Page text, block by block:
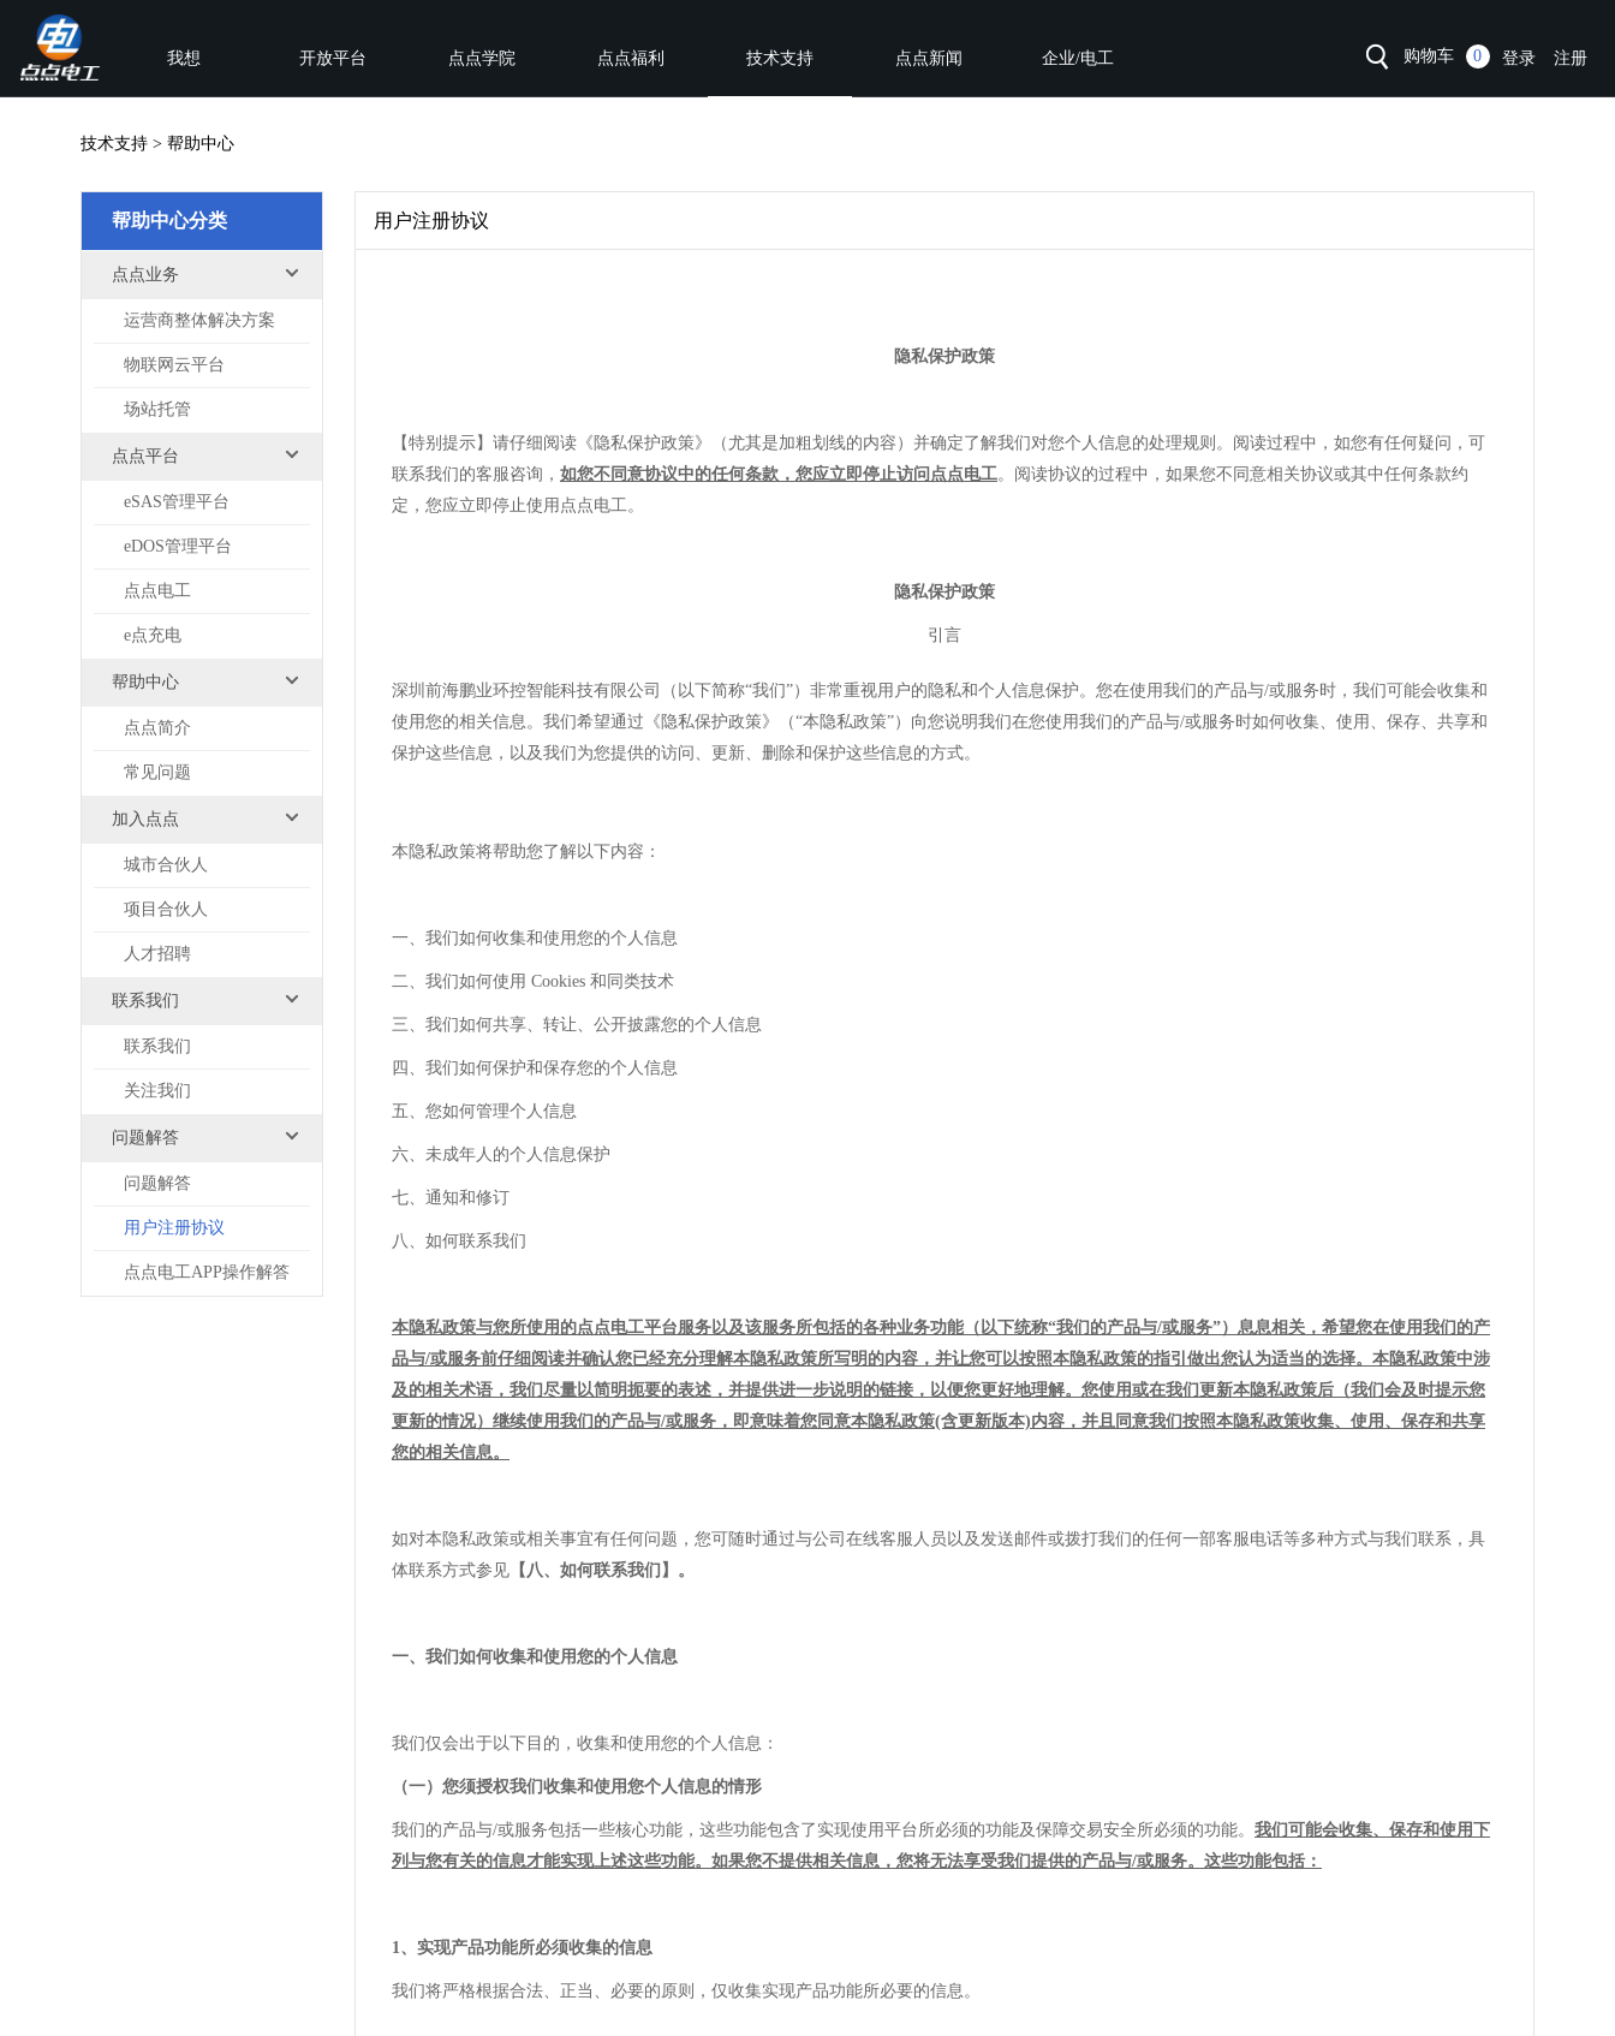
登录 注册
购物车 0
我想 开放平台 点点学院 点点福利 技术支持 点点新闻 企业/电工
技术支持 > 帮助中心
帮助中心分类
点点业务
运营商整体解决方案
物联网云平台
场站托管
点点平台
eSAS管理平台
eDOS管理平台
点点电工
e点充电
帮助中心
点点简介
常见问题
加入点点
城市合伙人
项目合伙人
人才招聘
联系我们
联系我们
关注我们
问题解答
问题解答
用户注册协议
点点电工APP操作解答
用户注册协议
隐私保护政策
【特别提示】请仔细阅读《隐私保护政策》（尤其是加粗划线的内容）并确定了解我们对您个人信息的处理规则。阅读过程中，如您有任何疑问，可
联系我们的客服咨询， 如您不同意协议中的任何条款，您应立即停止访问 点点电工。阅读协议的过程中，如果您不同意相关协议或其中任何条款约
定，您应立即停止使用点点电工。
隐私保护政策
引言
深圳前海鹏业环控智能科技有限公司 （以下简称“我们”）非常重视用户的隐私和个人信息保护。您在使用我们的产品与/或服务时，我们可能会收集和
使用您的相关信息。我们希望通过《隐私保护政策》（“本隐私政策”）向您说明我们在您使用我们的产品与/或服务时如何收集、使用、保存、共享和
保护这些信息，以及我们为您提供的访问、更新、删除和保护这些信息的方式。
本隐私政策将帮助您了解以下内容：
一、我们如何收集和使用您的个人信息
二、我们如何使用 Cookies 和同类技术
三、我们如何共享、转让、公开披露您的个人信息
四、我们如何保护和保存您的个人信息
五、您如何管理个人信息
六、未成年人的个人信息保护
七、通知和修订
八、如何联系我们
本隐私政策与您所使用的点点电工平台服务以及该服务所包括的各种业务功能（以下统称“我们的产品与/或服务”）息息相关，希望您在使用我们的产
品与/或服务前仔细阅读并确认您已经充分理解本隐私政策所写明的内容，并让您可以按照本隐私政策的指引做出您认为适当的选择。本隐私政策中涉
及的相关术语，我们尽量以简明扼要的表述，并提供进一步说明的链接，以便您更好地理解。您使用或在我们更新本隐私政策后（我们会及时提示您
更新的情况）继续使用我们的产品与/或服务，即意味着您同意本隐私政策(含更新版本)内容，并且同意我们按照本隐私政策收集、使用、保存和共享
您的相关信息。
如对本隐私政策或相关事宜有任何问题，您可随时通过与公司在线客服人员以及发送邮件或拨打我们的任何一部客服电话等多种方式与我们联系，具
体联系方式参见 【八、如何联系我们】。
一、我们如何收集和使用您的个人信息
我们仅会出于以下目的，收集和使用您的个人信息：
（一）您须授权我们收集和使用您个人信息的情形
我们的产品与/或服务包括一些核心功能，这些功能包含了实现使用平台所必须的功能及保障交易安全所必须的功能。 我们可能会收集、保存和使用下
列与您有关的信息才能实现上述这些功能。如果您不提供相关信息，您将无法享受我们提供的产品与/或服务。这些功能包括：
1、实现产品功能所必须收集的信息
我们将严格根据合法、正当、必要的原则，仅收集实现产品功能所必要的信息。